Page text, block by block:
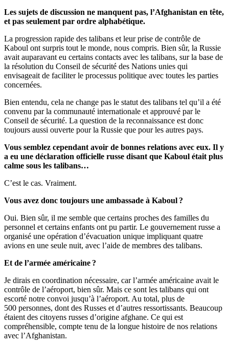
Les sujets de discussion ne manquent pas, l’Afghanistan en tête,
et pas seulement par ordre alphabétique.
La progression rapide des talibans et leur prise de contrôle de
Kaboul ont surpris tout le monde, nous compris. Bien sûr, la Russie
avait auparavant eu certains contacts avec les talibans, sur la base de
la résolution du Conseil de sécurité des Nations unies qui
envisageait de faciliter le processus politique avec toutes les parties
concernées.
Bien entendu, cela ne change pas le statut des talibans tel qu’il a été
convenu par la communauté internationale et approuvé par le
Conseil de sécurité. La question de la reconnaissance est donc
toujours aussi ouverte pour la Russie que pour les autres pays.
Vous semblez cependant avoir de bonnes relations avec eux. Il y
a eu une déclaration officielle russe disant que Kaboul était plus
calme sous les talibans…
C’est le cas. Vraiment.
Vous avez donc toujours une ambassade à Kaboul ?
Oui. Bien sûr, il me semble que certains proches des familles du
personnel et certains enfants ont pu partir. Le gouvernement russe a
organisé une opération d’évacuation unique impliquant quatre
avions en une seule nuit, avec l’aide de membres des talibans.
Et de l’armée américaine ?
Je dirais en coordination nécessaire, car l’armée américaine avait le
contrôle de l’aéroport, bien sûr. Mais ce sont les talibans qui ont
escorté notre convoi jusqu’à l’aéroport. Au total, plus de
500 personnes, dont des Russes et d’autres ressortissants. Beaucoup
étaient des citoyens russes d’origine afghane. Ce qui est
compréhensible, compte tenu de la longue histoire de nos relations
avec l’Afghanistan.